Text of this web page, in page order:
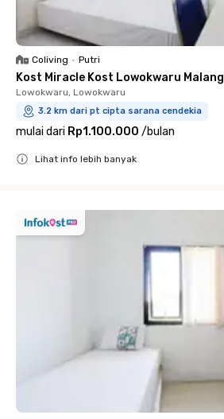
Coliving • Putri
Kost Miracle Kost Lowokwaru Malang
Lowokwaru, Lowokwaru
3.2 km dari pt cipta sarana cendekia
mulai dari Rp1.100.000 /bulan
Lihat info lebih banyak